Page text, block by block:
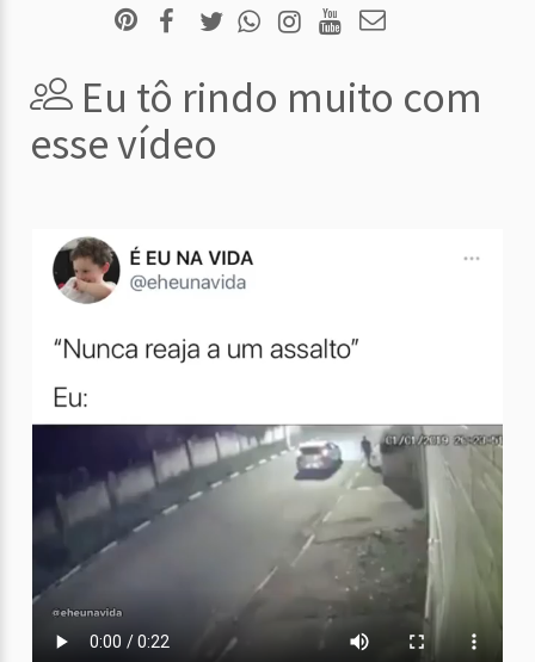
Eu tô rindo muito com
esse vídeo